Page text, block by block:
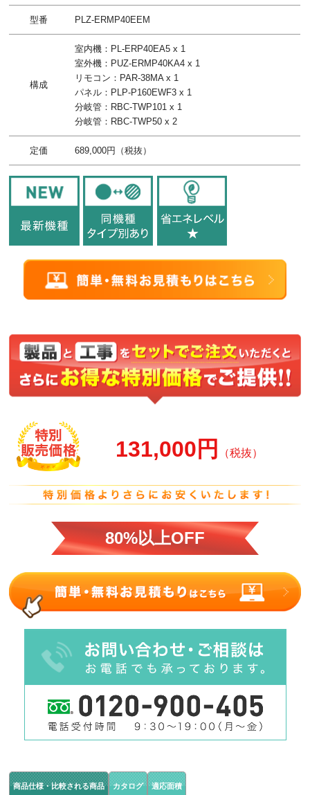
型番 PLZ-ERMP40EEM
構成
室内機：PL-ERP40EA5 x 1
室外機：PUZ-ERMP40KA4 x 1
リモコン：PAR-38MA x 1
パネル：PLP-P160EWF3 x 1
分岐管：RBC-TWP101 x 1
分岐管：RBC-TWP50 x 2
定価 689,000円（税抜）
131,000円 （税抜）
80%以上OFF
商品仕様・比較される商品 カタログ 適応面積